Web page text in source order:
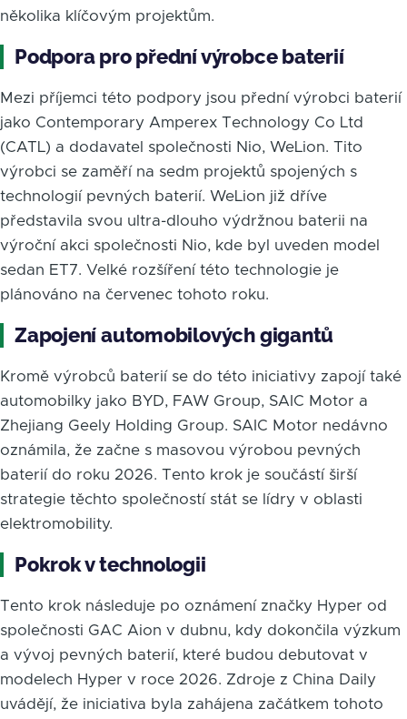
několika klíčovým projektům.
Podpora pro přední výrobce baterií
Mezi příjemci této podpory jsou přední výrobci baterií
jako Contemporary Amperex Technology Co Ltd
(CATL) a dodavatel společnosti Nio, WeLion. Tito
výrobci se zaměří na sedm projektů spojených s
technologií pevných baterií. WeLion již dříve
představila svou ultra-dlouho výdržnou baterii na
výroční akci společnosti Nio, kde byl uveden model
sedan ET7. Velké rozšíření této technologie je
plánováno na červenec tohoto roku.
Zapojení automobilových gigantů
Kromě výrobců baterií se do této iniciativy zapojí také
automobilky jako BYD, FAW Group, SAIC Motor a
Zhejiang Geely Holding Group. SAIC Motor nedávno
oznámila, že začne s masovou výrobou pevných
baterií do roku 2026. Tento krok je součástí širší
strategie těchto společností stát se lídry v oblasti
elektromobility.
Pokrok v technologii
Tento krok následuje po oznámení značky Hyper od
společnosti GAC Aion v dubnu, kdy dokončila výzkum
a vývoj pevných baterií, které budou debutovat v
modelech Hyper v roce 2026. Zdroje z China Daily
uvádějí, že iniciativa byla zahájena začátkem tohoto